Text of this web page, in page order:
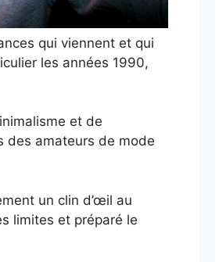
qui viennent et qui
les années 1990,
et de
des amateurs de mode
un clin d’œil au
limites et préparé le